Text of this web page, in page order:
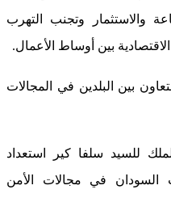
والاستثمار وتجنب التهرب
بين أوساط الأعمال.
بين البلدين في المجالات
للسيد سلفا كير استعداد
السودان في مجالات الأمن